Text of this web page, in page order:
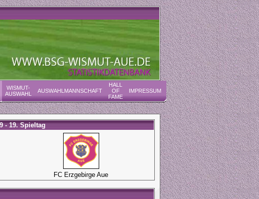
WISMUT-
AUSWAHL
AUSWAHLMANNSCHAFT
HALL
OF
FAME
IMPRESSUM
- 19. Spieltag
FC Erzgebirge Aue